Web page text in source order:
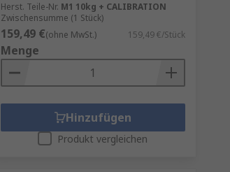
Herst. Teile-Nr. M1 10kg + CALIBRATION
Zwischensumme (1 Stück)
159,49 €(ohne MwSt.) 159,49 €/Stück
Menge
Hinzufügen
Produkt vergleichen